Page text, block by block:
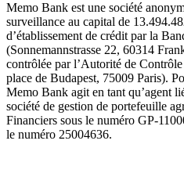
Memo Bank est une société
surveillance au capital de
d’établissement de crédit par la
(Sonnemannstrasse 22, 60314
contrôlée par l’Autorité de
place de Budapest, 75009 Paris).
Memo Bank agit en tant qu’agent
société de gestion de portefeuille
Financiers sous le numéro GP-
le numéro 25004636.